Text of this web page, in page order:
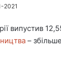
2021
випустив
–